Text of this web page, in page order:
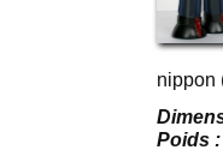
nippon
Poids :